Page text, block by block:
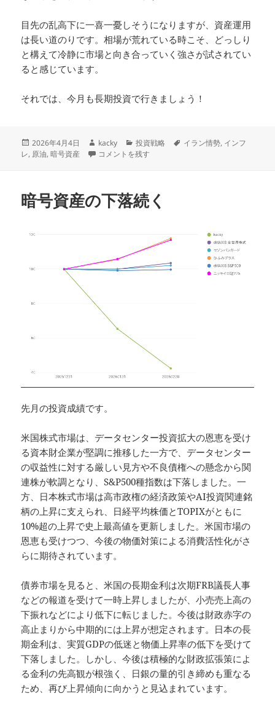
目先の乱高下に一喜一憂しそうになりますが、資産運用
は長い道のりです。相場が荒れている時こそ、どっしり
と構えて冷静に市場と向き合っていく強さが試されてい
ると感じています。
それでは、今月も長期投資で行きましょう！
投
稿
2026年4月4日
作
成
kacky
カ
テ
投資戦略
タ
イラン情勢, インフ
レ, 原油,暗号資産 株安の逆風も年初来安値からの脱出 に
コメントを残す
暗号資産の下落続く
先月の投資成績です。
米国株式市場は、データセンター投資拡大の恩恵を受け
る資本財企業が堅調に推移した一方で、データセンター
の収益性に対する厳しい見方や不良債権への懸念から関
連株が軟調となり、S&P500種指数は下落しました。一
方、日本株式市場は高市政権の経済政策やAI投資関連銘
柄の上昇に支えられ、日経平均株価とTOPIXがともに
10%超の上昇で史上最高値を更新しました。米国市場の
恩恵も受けつつ、今後の物価対策による消費活性化がさ
らに期待されています。
債券市場を見ると、米国の長期金利は次期FRB議長人事
などの報道を受けて一時上昇しましたが、小売売上高の
下振れなどにより低下に転じました。今後は財政赤字の
高止まりから中期的には上昇が想定されます。日本の長
期金利は、実質GDPの低迷と物価上昇率の低下を受けて
下落しました。しかし、今後は積極的な財政拡張策によ
る金利の先高観が根強く、日銀の量的引き締めも重なる
ため、再び上昇傾向に向かうと見込まれています。